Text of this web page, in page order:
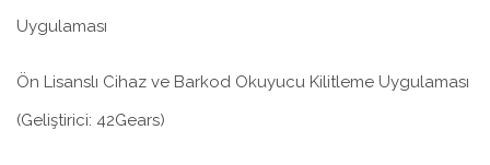
Uygulaması
Ön Lisanslı Cihaz ve Barkod Okuyucu Kilitleme Uygulaması
(Geliştirici: 42Gears)